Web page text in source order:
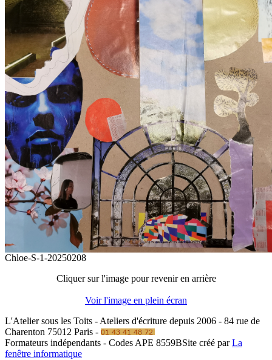
Chloe-S-1-20250208
Cliquer sur l'image pour revenir en arrière
Voir l'image en plein écran
L'Atelier sous les Toits - Ateliers d'écriture depuis 2006 - 84 rue de
Charenton 75012 Paris -
Formateurs indépendants - Codes APE 8559BSite créé parLa
fenêtre informatique